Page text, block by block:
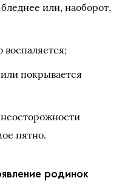
или, наоборот,
воспаляется;
покрывается
пятно.
родинок